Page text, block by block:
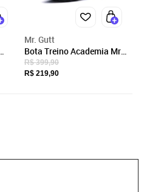
Mr. Gutt
Bota Treino Academia Mr.
Gutt Fitness Couro Preta e
Rosa
R$ 399,90
R$ 219,90